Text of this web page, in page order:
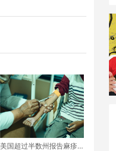
美国超过半数州报告麻疹